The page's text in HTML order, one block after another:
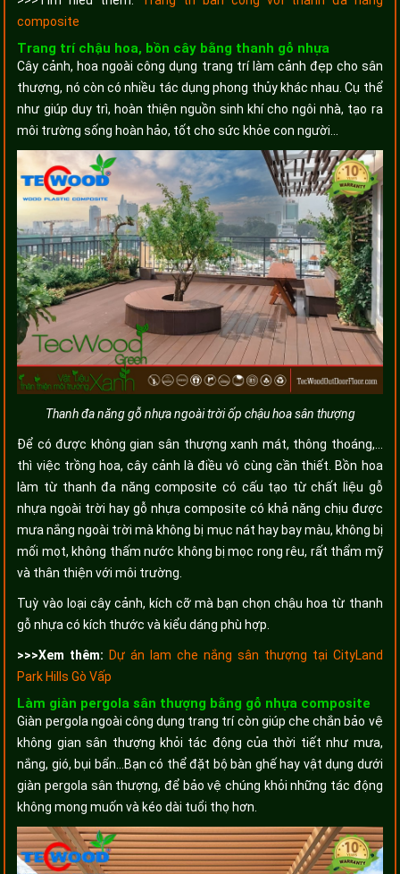
composite
Trang trí chậu hoa, bồn cây bằng thanh gỗ nhựa
Cây cảnh, hoa ngoài công dụng trang trí làm cảnh đẹp cho sân
thượng, nó còn có nhiều tác dụng phong thủy khác nhau. Cụ thể
như giúp duy trì, hoàn thiện nguồn sinh khí cho ngôi nhà, tạo ra
môi trường sống hoàn hảo, tốt cho sức khỏe con người…
Thanh đa năng gỗ nhựa ngoài trời ốp chậu hoa sân thượng
Để có được không gian sân thượng xanh mát, thông thoáng,...
thì việc trồng hoa, cây cảnh là điều vô cùng cần thiết. Bồn hoa
làm từ thanh đa năng composite có cấu tạo từ chất liệu gỗ
nhựa ngoài trời hay gỗ nhựa composite có khả năng chịu được
mưa nắng ngoài trời mà không bị mục nát hay bay màu, không bị
mối mọt, không thấm nước không bị mọc rong rêu, rất thẩm mỹ
và thân thiện với môi trường.
Tuỳ vào loại cây cảnh, kích cỡ mà bạn chọn chậu hoa từ thanh
gỗ nhựa có kích thước và kiểu dáng phù hợp.
>>>Xem thêm: Dự án lam che nắng sân thượng tại CityLand
Park Hills Gò Vấp
Làm giàn pergola sân thượng bằng gỗ nhựa composite
Giàn pergola ngoài công dụng trang trí còn giúp che chắn bảo vệ
không gian sân thượng khỏi tác động của thời tiết như mưa,
nắng, gió, bụi bẩn…Bạn có thể đặt bộ bàn ghế hay vật dụng dưới
giàn pergola sân thượng, để bảo vệ chúng khỏi những tác động
không mong muốn và kéo dài tuổi thọ hơn.